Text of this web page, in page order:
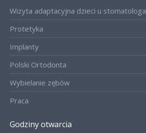
Wizyta adaptacyjna dzieci u stomatologa
Protetyka
Implanty
Polski Ortodonta
Wybielanie zębów
Praca
Godziny otwarcia